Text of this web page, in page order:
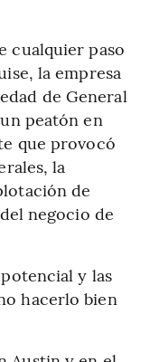
cualquier paso
la empresa
de General
peatón en
que provocó
la
de
negocio de
y las
hacerlo bien